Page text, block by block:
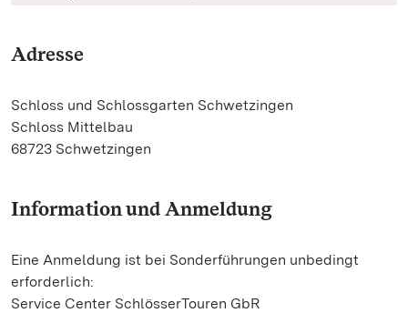
Adresse
Schloss und Schlossgarten Schwetzingen
Schloss Mittelbau
68723 Schwetzingen
Information und Anmeldung
Eine Anmeldung ist bei Sonderführungen unbedingt
erforderlich:
Service Center SchlösserTouren GbR